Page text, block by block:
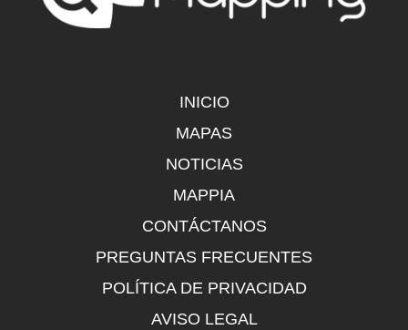
INICIO
MAPAS
NOTICIAS
MAPPIA
CONTÁCTANOS
PREGUNTAS FRECUENTES
POLÍTICA DE PRIVACIDAD
AVISO LEGAL